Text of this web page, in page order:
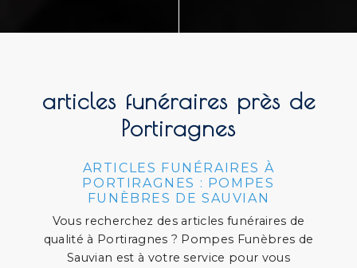
articles funéraires près de
Portiragnes
ARTICLES FUNÉRAIRES À
PORTIRAGNES : POMPES
FUNÈBRES DE SAUVIAN
Vous recherchez des articles funéraires de
qualité à Portiragnes ? Pompes Funèbres de
Sauvian est à votre service pour vous